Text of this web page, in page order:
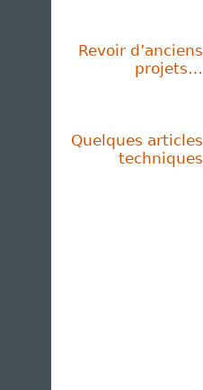
Revoir d’anciens
projets…
Quelques articles
techniques